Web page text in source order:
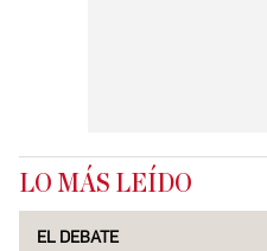
LO MÁS LEÍDO
EL DEBATE